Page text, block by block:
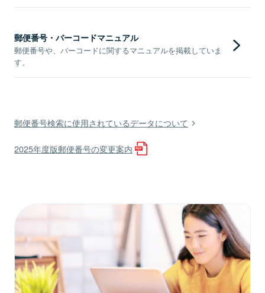
郵便番号・バーコードマニュアル
郵便番号や、バーコードに関するマニュアルを掲載していま
す。
郵便番号検索に使用されているデータについて
2025年度版郵便番号の変更案内